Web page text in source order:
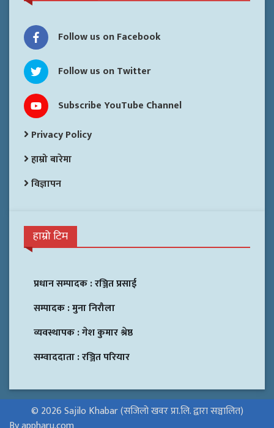
Follow us on Facebook
Follow us on Twitter
Subscribe YouTube Channel
Privacy Policy
हाम्रो बारेमा
विज्ञापन
हाम्रो टिम
प्रधान सम्पादक :रञ्जित प्रसाई
सम्पादक :मुना निरौला
व्यवस्थापक :गेश कुमार श्रेष्ठ
सम्वाददाता :रञ्जित परियार
© 2026 Sajilo Khabar (सजिलो खवर प्रा.लि. द्वारा सञ्चालित)